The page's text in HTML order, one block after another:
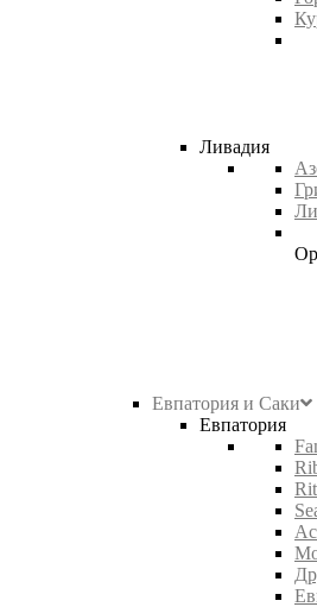
Ливадия
Евпатория и Саки
Евпатория